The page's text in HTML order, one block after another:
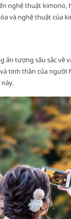
nghệ thuật kimono,
và nghệ thuật của
tượng sâu sắc
tinh thần của